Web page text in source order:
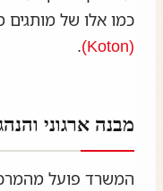
כמו אלו של מותגים
(Koton)
.
מבנה ארגוני
המשרד פועל